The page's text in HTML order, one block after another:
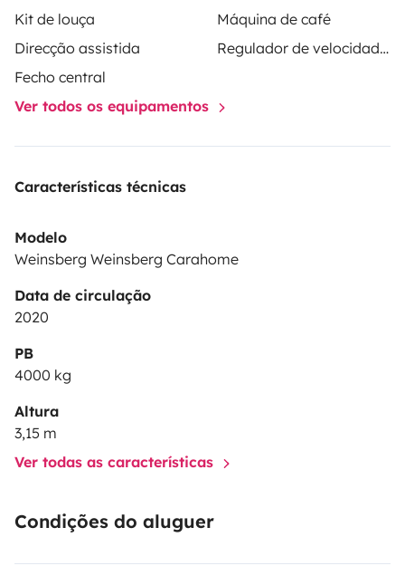
Kit de louça
Máquina de café
Direcção assistida
Regulador de velocidade / Cruise Control
Fecho central
Ver todos os equipamentos
Características técnicas
Modelo
Weinsberg Weinsberg Carahome
Data de circulação
2020
PB
4000 kg
Altura
3,15 m
Ver todas as características
Condições do aluguer